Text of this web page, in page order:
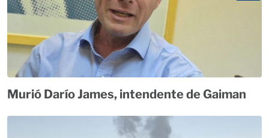
Murió Darío James, intendente de Gaiman